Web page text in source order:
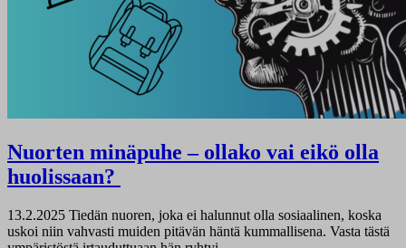
Nuorten minäpuhe – ollako vai eikö olla
huolissaan?
13.2.2025 Tiedän nuoren, joka ei halunnut olla sosiaalinen, koska
uskoi niin vahvasti muiden pitävän häntä kummallisena. Vasta tästä